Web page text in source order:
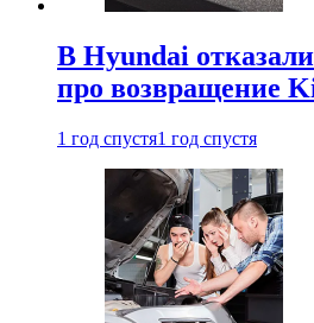
В Hyundai
про возвращение
1 год спустя1 год спустя